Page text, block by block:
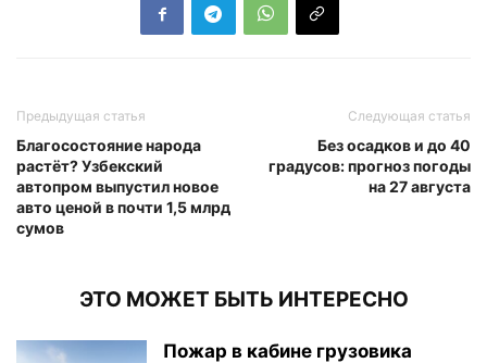
Предыдущая статья
Благосостояние народа
растёт? Узбекский
автопром выпустил новое
авто ценой в почти 1,5 млрд
сумов
Следующая статья
Без осадков и до 40
градусов: прогноз погоды
на 27 августа
ЭТО МОЖЕТ БЫТЬ ИНТЕРЕСНО
Пожар в кабине грузовика